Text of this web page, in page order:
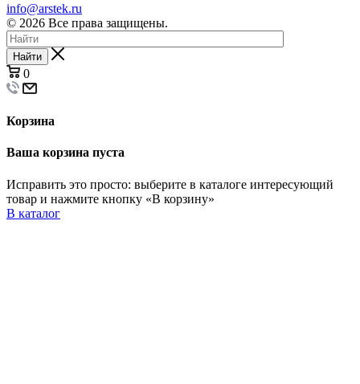
info@arstek.ru
© 2026 Все права защищены.
Найти
0
Корзина
Ваша корзина пуста
Исправить это просто: выберите в каталоге интересующий
товар и нажмите кнопку «В корзину»
В каталог